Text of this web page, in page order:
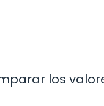
los